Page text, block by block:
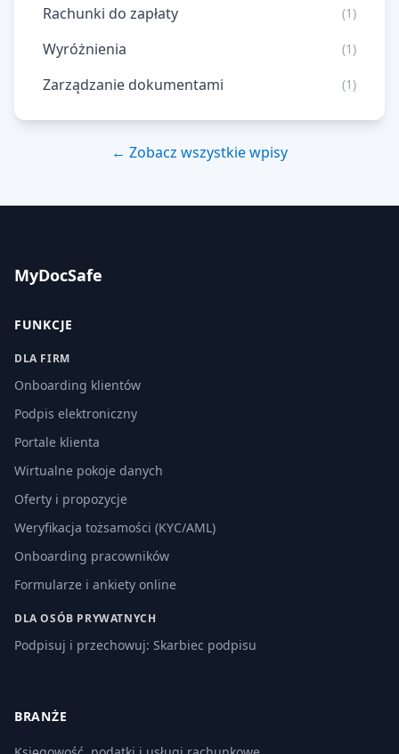
Rachunki do zapłaty (1)
Wyróżnienia (1)
Zarządzanie dokumentami (1)
← Zobacz wszystkie wpisy
MyDocSafe
FUNKCJE
DLA FIRM
Onboarding klientów
Podpis elektroniczny
Portale klienta
Wirtualne pokoje danych
Oferty i propozycje
Weryfikacja tożsamości (KYC/AML)
Onboarding pracowników
Formularze i ankiety online
DLA OSÓB PRYWATNYCH
Podpisuj i przechowuj: Skarbiec podpisu
BRANŻE